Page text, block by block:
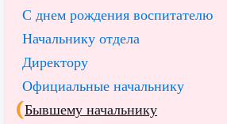
С днем рождения воспитателю
Начальнику отдела
Директору
Официальные начальнику
Бывшему начальнику